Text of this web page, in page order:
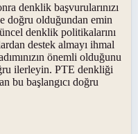
denklik başvurularınızı
doğru olduğundan emin
denklik politikalarını
destek almayı ihmal
önemli olduğunu
ilerleyin. PTE denkliği
bu başlangıcı doğru